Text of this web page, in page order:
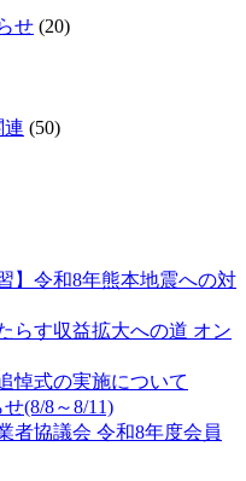
せ (20)
連 (50)
】令和8年熊本地震への対
らす収益拡大への道 オン
悼式の実施について
(8/8～8/11)
者協議会 令和8年度会員